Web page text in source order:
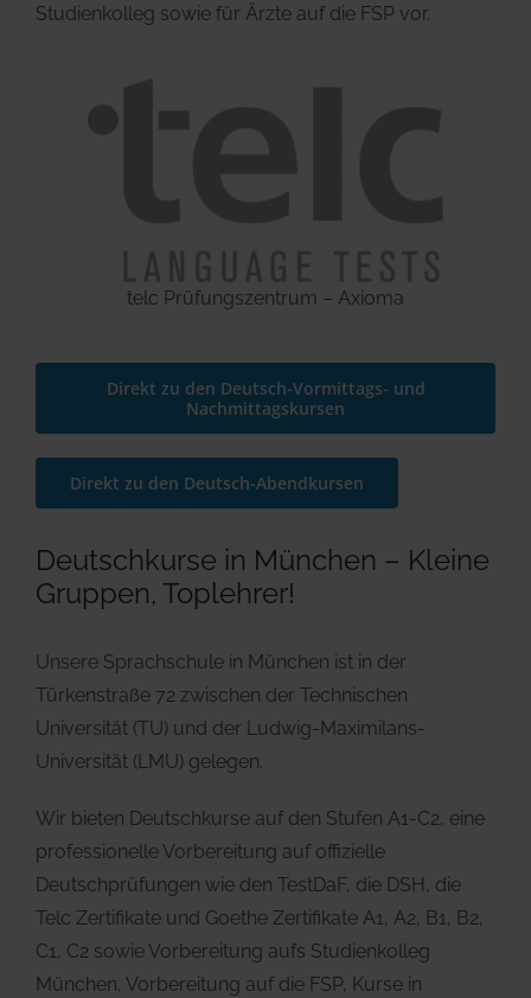
Studienkolleg sowie für Ärzte auf die FSP vor.
telc Prüfungszentrum – Axioma
Direkt zu den Deutsch-Vormittags- und
Nachmittagskursen
Direkt zu den Deutsch-Abendkursen
Deutschkurse in München – Kleine
Gruppen, Toplehrer!
Unsere Sprachschule in München ist in der
Türkenstraße 72 zwischen der Technischen
Universität (TU) und der Ludwig-Maximilans-
Universität (LMU) gelegen.
Wir bieten Deutschkurse auf den Stufen A1-C2, eine
professionelle Vorbereitung auf offizielle
Deutschprüfungen wie den TestDaF, die DSH, die
Telc Zertifikate und Goethe Zertifikate A1, A2, B1, B2,
C1, C2 sowie Vorbereitung aufs Studienkolleg
München, Vorbereitung auf die FSP, Kurse in